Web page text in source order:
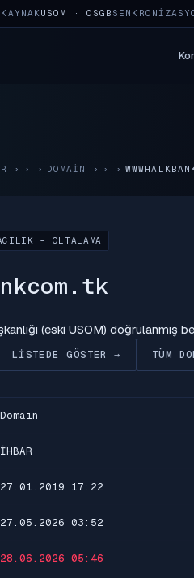
KAYNAKUSOM · CSGB
› DOMAIN ›
- OLTALAMA
(eski USOM) doğrulanmış
LISTEDE GÖSTER → TÜM
Domain
İHBAR
27.01.2019 17:22
27.05.2026 03:52
28.06.2026 05:46